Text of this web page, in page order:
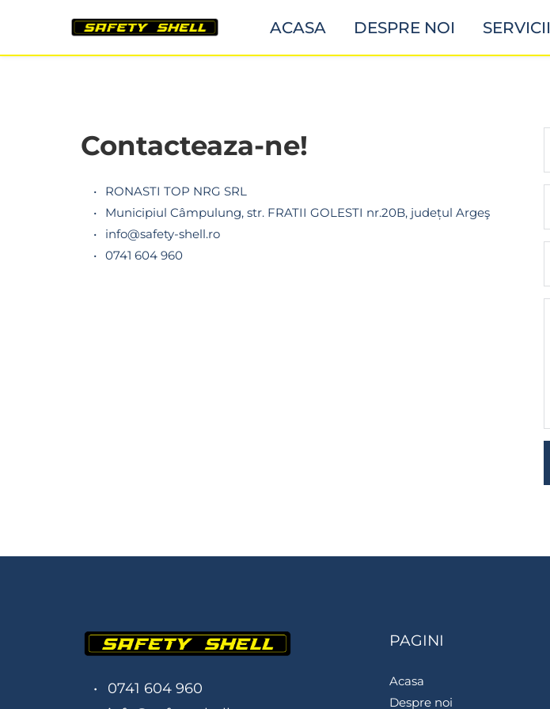
ACASA DESPRE NOI SERVICII
Contacteaza-ne!
RONASTI TOP NRG SRL
Municipiul Câmpulung, str. FRATII GOLESTI nr.20B, județul Argeş
info@safety-shell.ro
0741 604 960
0741 604 960
PAGINI
Acasa
Despre noi